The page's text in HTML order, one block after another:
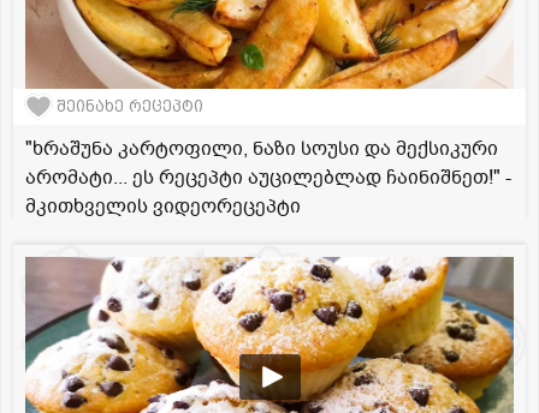
შეინახე რეცეპტი
"ხრაშუნა კარტოფილი, ნაზი სოუსი და მექსიკური
არომატი... ეს რეცეპტი აუცილებლად ჩაინიშნეთ!" -
მკითხველის ვიდეორეცეპტი